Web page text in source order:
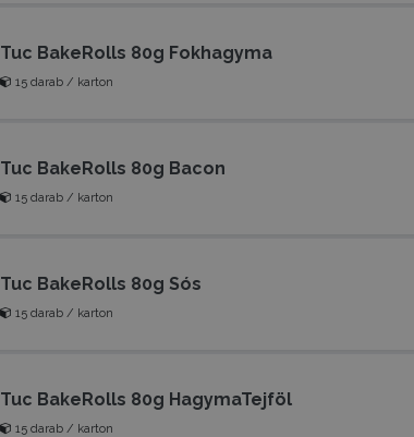
Tuc BakeRolls 80g Fokhagyma
15 darab / karton
Tuc BakeRolls 80g Bacon
15 darab / karton
Tuc BakeRolls 80g Sós
15 darab / karton
Tuc BakeRolls 80g HagymaTejföl
15 darab / karton